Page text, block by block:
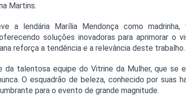
Martins.
a lendária Marília Mendonça como
soluções inovadoras para aprimorar o
reforça a tendência e a relevância deste trabalho.
da talentosa equipe do Vitrine da Mulher, que se
O esquadrão de beleza, conhecido por suas
para o evento de grande magnitude.